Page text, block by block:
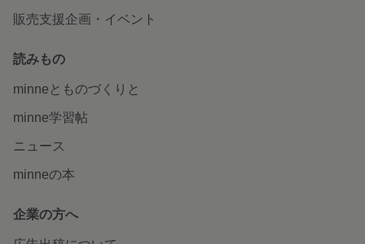
販売支援企画・イベント
読みもの
minneとものづくりと
minne学習帖
ニュース
minneの本
企業の方へ